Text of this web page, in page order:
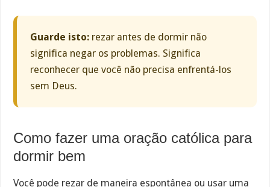
Guarde isto: rezar antes de dormir não
significa negar os problemas. Significa
reconhecer que você não precisa enfrentá-los
sem Deus.
Como fazer uma oração católica para
dormir bem
Você pode rezar de maneira espontânea ou usar uma